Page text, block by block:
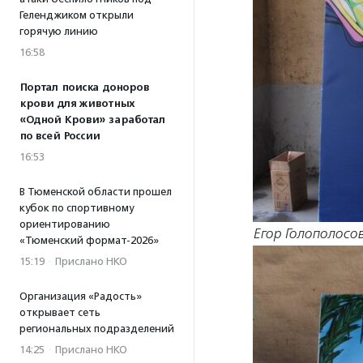
Геленджиком открыли
горячую линию
16:58
Портал поиска доноров
крови для животных
«Одной Крови» заработал
по всей России
16:53
В Тюменской области прошел
кубок по спортивному
ориентированию
«Тюменский формат-2026»
15:19 · Прислано НКО
Организация «Радость»
открывает сеть
региональных подразделений
14:25 · Прислано НКО
Егор